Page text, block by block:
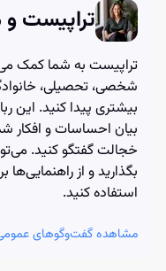
تراپیست
تراپیست به شما کمک
شخصی، تحصیلی،
بیشتری پیدا کنید. این
بیان احساسات و افکار
خجالت گفتگو کنید.
بگذارید و از
استفاده کنید.
مشاهده گفت‌وگوهای